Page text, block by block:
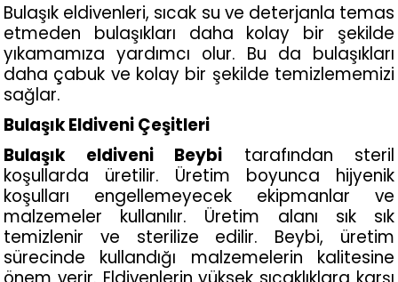
Bulaşık eldivenleri, sıcak su ve deterjanla temas
etmeden bulaşıkları daha kolay bir şekilde
yıkamamıza yardımcı olur. Bu da bulaşıkları
daha çabuk ve kolay bir şekilde temizlememizi
sağlar.
Bulaşık Eldiveni Çeşitleri
Bulaşık eldiveni Beybi tarafından steril
koşullarda üretilir. Üretim boyunca hijyenik
koşulları engellemeyecek ekipmanlar ve
malzemeler kullanılır. Üretim alanı sık sık
temizlenir ve sterilize edilir. Beybi, üretim
sürecinde kullandığı malzemelerin kalitesine